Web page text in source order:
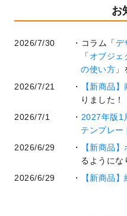
お
2026/7/30 コラム「デ
「 オブジェ
の使い方
2026/7/21
【新商品
りました！
2026/7/1
2027年版1
テンプレー
2026/6/29
【新商品
るようにな
2026/6/29
【新商品